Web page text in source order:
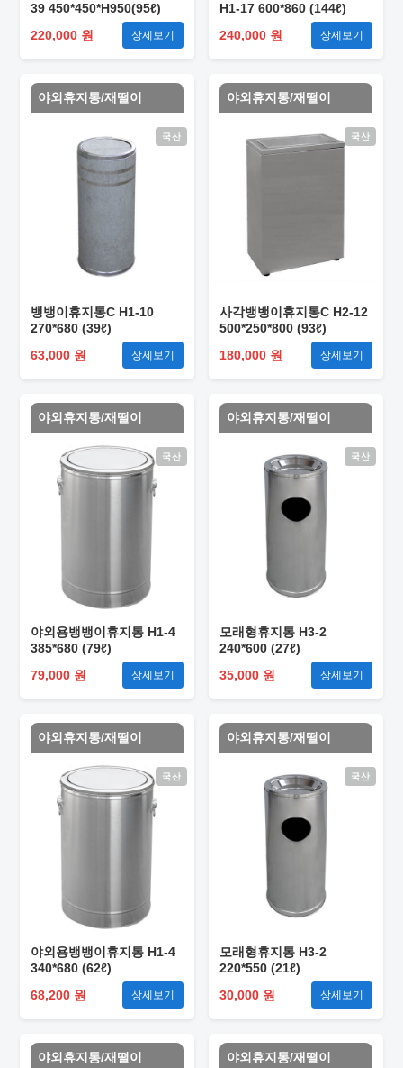
39 450*450*H950(95ℓ)
220,000 원
상세보기
H1-17 600*860 (144ℓ)
240,000 원
상세보기
야외휴지통/재떨이
국산
뱅뱅이휴지통C H1-10
270*680 (39ℓ)
63,000 원
상세보기
야외휴지통/재떨이
국산
사각뱅뱅이휴지통C H2-12
500*250*800 (93ℓ)
180,000 원
상세보기
야외휴지통/재떨이
국산
야외용뱅뱅이휴지통 H1-4
385*680 (79ℓ)
79,000 원
상세보기
야외휴지통/재떨이
국산
모래형휴지통 H3-2
240*600 (27ℓ)
35,000 원
상세보기
야외휴지통/재떨이
국산
야외용뱅뱅이휴지통 H1-4
340*680 (62ℓ)
68,200 원
상세보기
야외휴지통/재떨이
국산
모래형휴지통 H3-2
220*550 (21ℓ)
30,000 원
상세보기
야외휴지통/재떨이 야외휴지통/재떨이